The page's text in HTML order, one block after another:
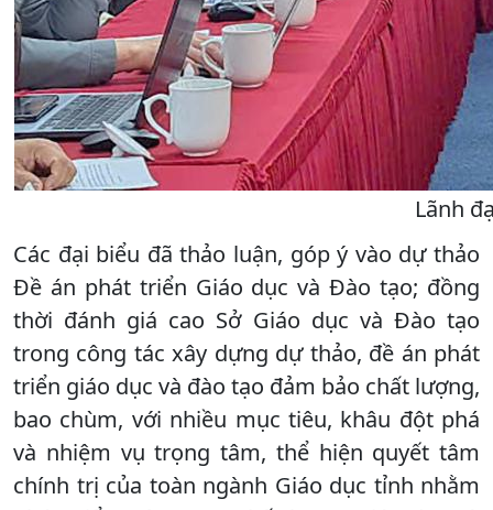
Lãnh
Các đại biểu đã thảo luận, góp ý vào dự thảo
Đề án phát triển Giáo dục và Đào tạo; đồng
thời đánh giá cao Sở Giáo dục và Đào tạo
trong công tác xây dựng dự thảo, đề án phát
triển giáo dục và đào tạo đảm bảo chất lượng,
bao chùm, với nhiều mục tiêu, khâu đột phá
và nhiệm vụ trọng tâm, thể hiện quyết tâm
chính trị của toàn ngành Giáo dục tỉnh nhằm